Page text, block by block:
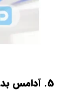
5. آدامس بدون قند و تنقلات دوستدار دندان همراه داشته باشید